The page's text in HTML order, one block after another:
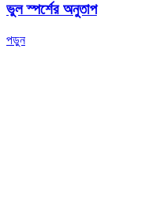
ভুল স্পর্শের অনুতাপ
পড়ুন